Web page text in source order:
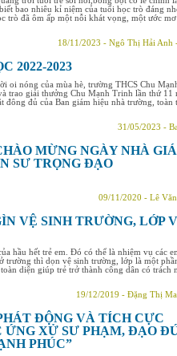
bao nhiêu kỉ niệm của tuổi học trò đáng
trò đã ôm ấp một nỗi khát vọng, một ước
18/11/2023 - Ngô Thị Hải Anh
2022-2023
oi nóng của mùa hè, trường THCS Chu
trao giải thưởng Chu Mạnh Trinh lần thứ 11
đủ của Ban giám hiệu nhà trường, toàn
31/05/2023 -
MỪNG NGÀY NHÀ
SƯ TRỌNG ĐẠO
09/11/2020 - Lê
VỆ SINH TRƯỜNG, LỚP
hầu hết trẻ em. Đó có thể là nhiệm vụ các
trường thì dọn vệ sinh trường, lớp là một
diện giúp trẻ trở thành công dân có trách
19/12/2019 - Đặng Thị
ĐỘNG VÀ TÍCH CỰC
ỨNG XỬ SƯ PHẠM, ĐẠO
PHÚC”